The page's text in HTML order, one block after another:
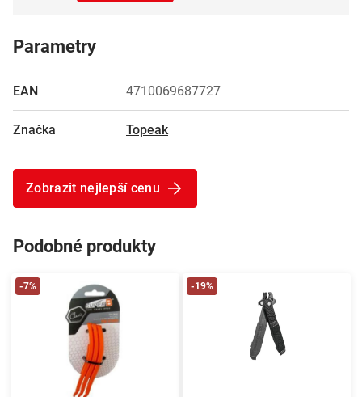
Parametry
EAN 4710069687727
Značka Topeak
Zobrazit nejlepší cenu
Podobné produkty
-7% -19%